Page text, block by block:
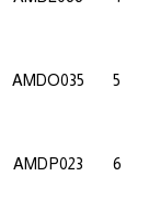
5
AMDO035
6
AMDP023